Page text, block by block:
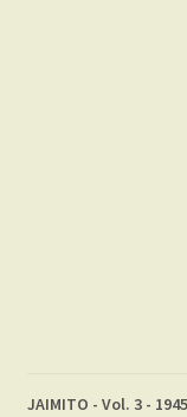
JAIMITO - Vol. 3 -